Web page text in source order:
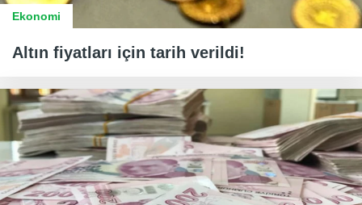
Ekonomi
Altın fiyatları için tarih verildi!